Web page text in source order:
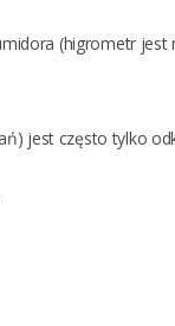
(higrometr jest
jest często tylko